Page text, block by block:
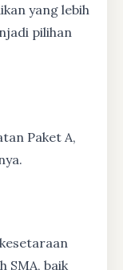
yang lebih
pilihan
Paket A,
SMA, baik